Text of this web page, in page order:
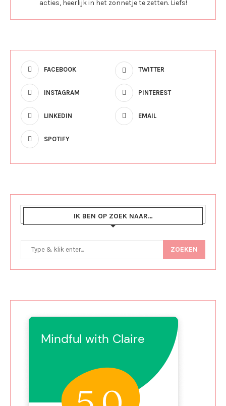
acties, heerlijk in het zonnetje te zetten. Liefs!
FACEBOOK TWITTER
INSTAGRAM PINTEREST
LINKEDIN EMAIL
SPOTIFY
IK BEN OP ZOEK NAAR…
ZOEKEN